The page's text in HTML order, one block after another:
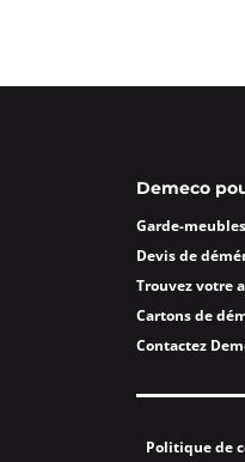
Demeco
Garde-meubles
Devis de
Trouvez votre
Cartons de
Contactez
Politique de